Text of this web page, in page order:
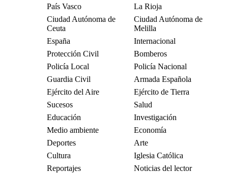
País Vasco
La Rioja
Ciudad Autónoma de
Ceuta
Ciudad Autónoma de
Melilla
España
Internacional
Protección Civil
Bomberos
Policía Local
Policía Nacional
Guardia Civil
Armada Española
Ejército del Aire
Ejército de Tierra
Sucesos
Salud
Educación
Investigación
Medio ambiente
Economía
Deportes
Arte
Cultura
Iglesia Católica
Reportajes
Noticias del lector